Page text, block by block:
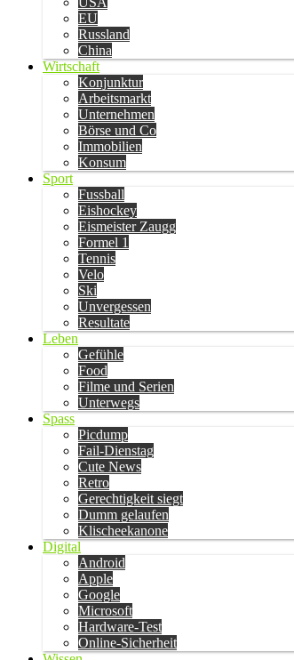
EU
Russland
China
Wirtschaft
Konjunktur
Arbeitsmarkt
Unternehmen
Börse und Co
Immobilien
Konsum
Sport
Fussball
Eishockey
Eismeister Zaugg
Formel 1
Tennis
Velo
Ski
Unvergessen
Resultate
Leben
Gefühle
Food
Filme und Serien
Unterwegs
Spass
Picdump
Fail-Dienstag
Cute News
Retro
Gerechtigkeit siegt
Dumm gelaufen
Klischeekanone
Digital
Android
Apple
Google
Microsoft
Hardware-Test
Online-Sicherheit